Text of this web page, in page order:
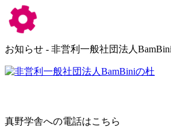
お知らせ - 非営利一般社団法人
真野学舎への電話はこちら